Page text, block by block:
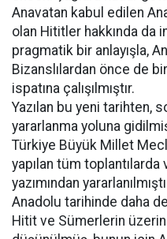
Anavatan kabul edilen
olan Hititler hakkında da
pragmatik bir anlayışla,
Bizanslılardan önce de
ispatına çalışılmıştır.
Yazılan bu yeni tarihten,
yararlanma yoluna
Türkiye Büyük Millet
yapılan tüm
yazımından
Anadolu tarihinde daha
Hitit ve Sümerlerin